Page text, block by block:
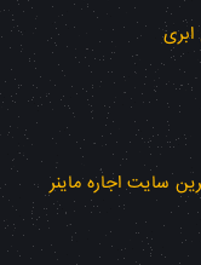
سایت اجاره ماینر